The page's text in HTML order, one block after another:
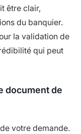
être clair,
du banquier.
la validation de
qui peut
document de
votre demande.